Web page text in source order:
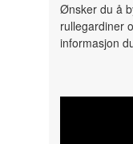
Ønsker du å
rullegardiner
informasjon